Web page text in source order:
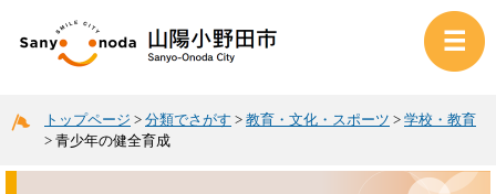
トップページ > 分類でさがす > 教育・文化・スポーツ > 学校・教育
> 青少年の健全育成